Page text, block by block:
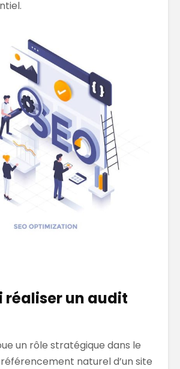
réaliser un audit
un rôle stratégique dans le
naturel d’un site